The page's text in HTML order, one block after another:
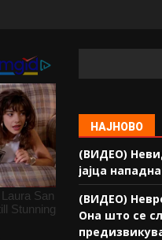
НАЈНОВО
(ВИДЕО)
јајца
(ВИДЕО)
Она што се